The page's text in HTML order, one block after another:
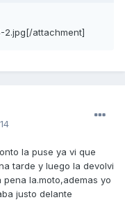
2.jpg[/attachment]
la puse ya vi que
tarde y luego la devolvi
la.moto,ademas yo
justo delante